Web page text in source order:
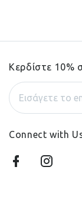
Κερδίστε 10%
Connect with